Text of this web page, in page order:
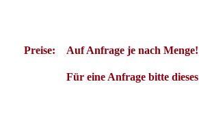
Preise: Auf Anfrage je nach Menge!
Für eine Anfrage bitte dieses